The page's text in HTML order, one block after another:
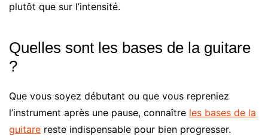
plutôt que sur l’intensité.
Quelles sont les bases de la guitare
?
Que vous soyez débutant ou que vous repreniez
l’instrument après une pause, connaître les bases de la
guitare reste indispensable pour bien progresser.